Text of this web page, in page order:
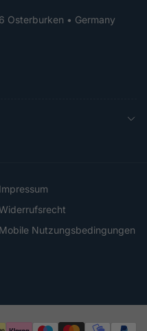
Osterburken • Germany
Impressum
Mobile Nutzungsbedingungen